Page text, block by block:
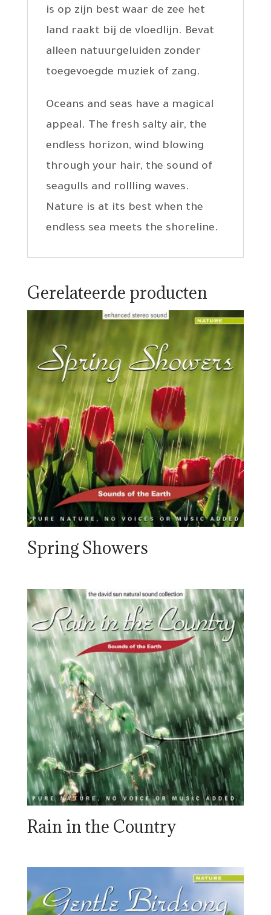
is op zijn best waar de zee het
land raakt bij de vloedlijn. Bevat
alleen natuurgeluiden zonder
toegevoegde muziek of zang.
Oceans and seas have a magical
appeal. The fresh salty air, the
endless horizon, wind blowing
through your hair, the sound of
seagulls and rollling waves.
Nature is at its best when the
endless sea meets the shoreline.
Gerelateerde producten
Spring Showers
Rain in the Country